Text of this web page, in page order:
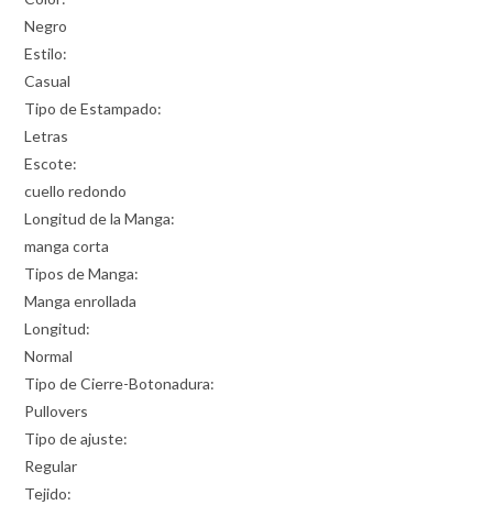
Negro
Estilo:
Casual
Tipo de Estampado:
Letras
Escote:
cuello redondo
Longitud de la Manga:
manga corta
Tipos de Manga:
Manga enrollada
Longitud:
Normal
Tipo de Cierre-Botonadura:
Pullovers
Tipo de ajuste:
Regular
Tejido: